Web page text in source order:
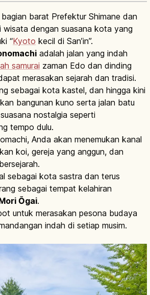
barat Prefektur Shimane dan
wisata dengan suasana kota yang
“Kyoto kecil di San’in”.
adalah jalan yang indah
samurai zaman Edo dan dinding
merasakan sejarah dan tradisi.
sebagai kota kastel, dan hingga kini
bangunan kuno serta jalan batu
nostalgia seperti
tempo dulu.
Anda akan menemukan kanal
koi, gereja yang anggun, dan
sebagai kota sastra dan terus
sebagai tempat kelahiran
Ōgai.
untuk merasakan pesona budaya
indah di setiap musim.